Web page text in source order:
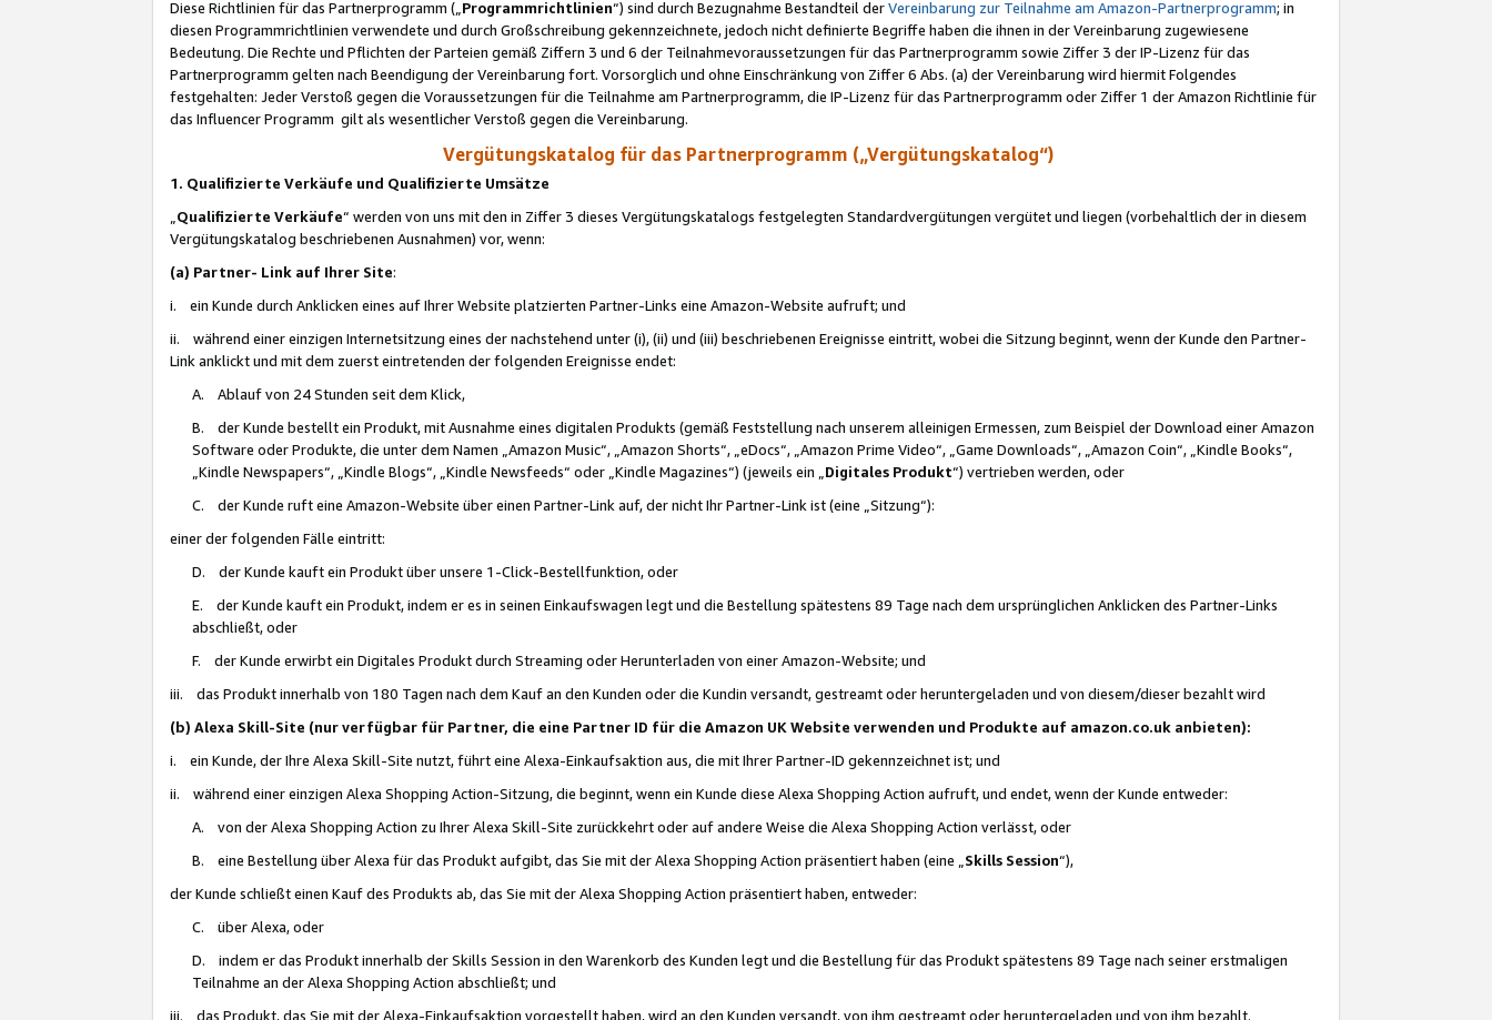
Diese Richtlinien für das Partnerprogramm („Programmrichtlinien“) sind durch Bezugnahme Bestandteil derVereinbarung zur Teilnahme am Amazon-Partnerprogramm; in
diesen Programmrichtlinien verwendete und durch Großschreibung gekennzeichnete, jedoch nicht definierte Begriffe haben die ihnen in der Vereinbarung zugewiesene
Bedeutung. Die Rechte und Pflichten der Parteien gemäß Ziffern 3 und 6 der Teilnahmevoraussetzungen für das Partnerprogramm sowie Ziffer 3 der IP-Lizenz für das
Partnerprogramm gelten nach Beendigung der Vereinbarung fort. Vorsorglich und ohne Einschränkung von Ziffer 6 Abs. (a) der Vereinbarung wird hiermit Folgendes
festgehalten: Jeder Verstoß gegen die Voraussetzungen für die Teilnahme am Partnerprogramm, die IP-Lizenz für das Partnerprogramm oder Ziffer 1 der Amazon Richtlinie für
das Influencer Programm gilt als wesentlicher Verstoß gegen die Vereinbarung.
Vergütungskatalog für das Partnerprogramm („Vergütungskatalog“)
1. Qualifizierte Verkäufe und Qualifizierte Umsätze
Qualifizierte Verkäufe“ werden von uns mit den in Ziffer 3 dieses Vergütungskatalogs festgelegten Standardvergütungen vergütet und liegen (vorbehaltlich der in diesem
Vergütungskatalog beschriebenen Ausnahmen) vor, wenn:
(a) Partner- Link auf Ihrer Site:
i. ein Kunde durch Anklicken eines auf Ihrer Website platzierten Partner-Links eine Amazon-Website aufruft; und
ii. während einer einzigen Internetsitzung eines der nachstehend unter (i), (ii) und (iii) beschriebenen Ereignisse eintritt, wobei die Sitzung beginnt, wenn der Kunde den Partner-
Link anklickt und mit dem zuerst eintretenden der folgenden Ereignisse endet:
A. Ablauf von 24 Stunden seit dem Klick,
B. der Kunde bestellt ein Produkt, mit Ausnahme eines digitalen Produkts (gemäß Feststellung nach unserem alleinigen Ermessen, zum Beispiel der Download einer Amazon
Software oder Produkte, die unter dem Namen „Amazon Music“, „Amazon Shorts“, „eDocs“, „Amazon Prime Video“, „Game Downloads“, „Amazon Coin“, „Kindle Books“,
„Kindle Newspapers“, „Kindle Blogs“, „Kindle Newsfeeds“ oder „Kindle Magazines“) (jeweils ein „ Digitales Produkt“) vertrieben werden, oder
C. der Kunde ruft eine Amazon-Website über einen Partner-Link auf, der nicht Ihr Partner-Link ist (eine „Sitzung“):
einer der folgenden Fälle eintritt:
D. der Kunde kauft ein Produkt über unsere 1-Click-Bestellfunktion, oder
E. der Kunde kauft ein Produkt, indem er es in seinen Einkaufswagen legt und die Bestellung spätestens 89 Tage nach dem ursprünglichen Anklicken des Partner-Links
abschließt, oder
F. der Kunde erwirbt ein Digitales Produkt durch Streaming oder Herunterladen von einer Amazon-Website; und
iii. das Produkt innerhalb von 180 Tagen nach dem Kauf an den Kunden oder die Kundin versandt, gestreamt oder heruntergeladen und von diesem/dieser bezahlt wird
(b) Alexa Skill-Site (nur verfügbar für Partner, die eine Partner ID für die Amazon UK Website verwenden und Produkte auf amazon.co.uk anbieten):
i. ein Kunde, der Ihre Alexa Skill-Site nutzt, führt eine Alexa-Einkaufsaktion aus, die mit Ihrer Partner-ID gekennzeichnet ist; und
ii. während einer einzigen Alexa Shopping Action-Sitzung, die beginnt, wenn ein Kunde diese Alexa Shopping Action aufruft, und endet, wenn der Kunde entweder:
A. von der Alexa Shopping Action zu Ihrer Alexa Skill-Site zurückkehrt oder auf andere Weise die Alexa Shopping Action verlässt, oder
B. eine Bestellung über Alexa für das Produkt aufgibt, das Sie mit der Alexa Shopping Action präsentiert haben (eine „ Skills Session“),
der Kunde schließt einen Kauf des Produkts ab, das Sie mit der Alexa Shopping Action präsentiert haben, entweder:
C. über Alexa, oder
D. indem er das Produkt innerhalb der Skills Session in den Warenkorb des Kunden legt und die Bestellung für das Produkt spätestens 89 Tage nach seiner erstmaligen
Teilnahme an der Alexa Shopping Action abschließt; und
iii. das Produkt, das Sie mit der Alexa-Einkaufsaktion vorgestellt haben, wird an den Kunden versandt, von ihm gestreamt oder heruntergeladen und von ihm bezahlt.